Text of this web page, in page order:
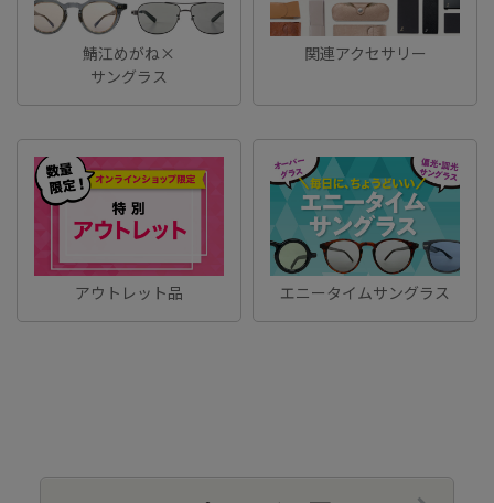
鯖江めがね×
サングラス
関連アクセサリー
アウトレット品 エニータイムサングラス